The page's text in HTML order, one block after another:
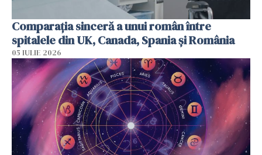
Comparația sinceră a unui român între
spitalele din UK, Canada, Spania și România
05 IULIE 2026